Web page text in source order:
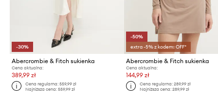
-30%
Abercrombie & Fitch sukienka
Cena aktualna:
389,99 zł
Cena regularna:559,99 zł
Najniższa cena:559,99 zł
-50%
extra -5% z kodem: OFF*
Abercrombie & Fitch sukienka
Cena aktualna:
144,99 zł
Cena regularna: 289,99 zł
Najniższa cena: 289,99 zł